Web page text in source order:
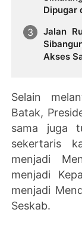
Dipugar
Jalan
Akses
Selain
Batak,
sama juga
sekertaris
menjadi
menjadi
menjadi
Seskab.